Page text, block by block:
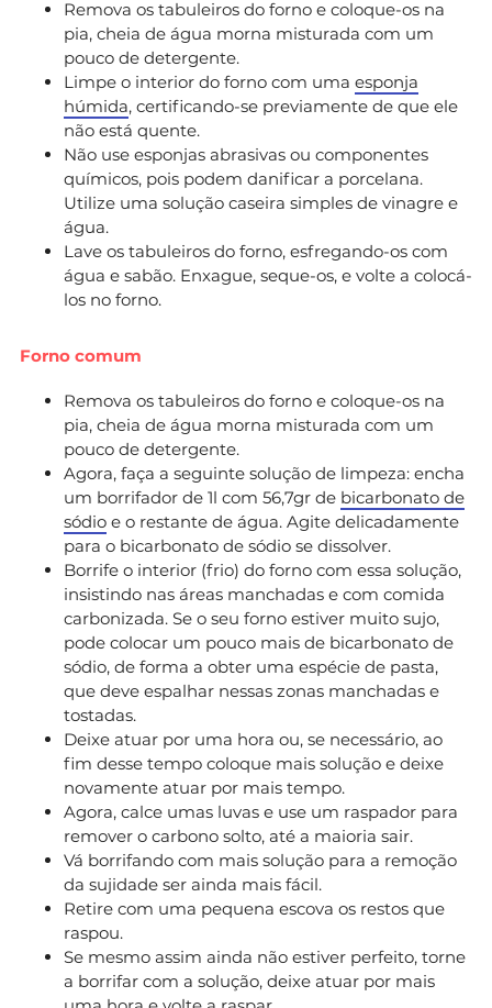
Remova os tabuleiros do forno e coloque-os na
pia, cheia de água morna misturada com um
pouco de detergente.
Limpe o interior do forno com uma esponja
húmida, certificando-se previamente de que ele
não está quente.
Não use esponjas abrasivas ou componentes
químicos, pois podem danificar a porcelana.
Utilize uma solução caseira simples de vinagre e
água.
Lave os tabuleiros do forno, esfregando-os com
água e sabão. Enxague, seque-os, e volte a colocá-
los no forno.
Forno comum
Remova os tabuleiros do forno e coloque-os na
pia, cheia de água morna misturada com um
pouco de detergente.
Agora, faça a seguinte solução de limpeza: encha
um borrifador de 1l com 56,7gr de bicarbonato de
sódio e o restante de água. Agite delicadamente
para o bicarbonato de sódio se dissolver.
Borrife o interior (frio) do forno com essa solução,
insistindo nas áreas manchadas e com comida
carbonizada. Se o seu forno estiver muito sujo,
pode colocar um pouco mais de bicarbonato de
sódio, de forma a obter uma espécie de pasta,
que deve espalhar nessas zonas manchadas e
tostadas.
Deixe atuar por uma hora ou, se necessário, ao
fim desse tempo coloque mais solução e deixe
novamente atuar por mais tempo.
Agora, calce umas luvas e use um raspador para
remover o carbono solto, até a maioria sair.
Vá borrifando com mais solução para a remoção
da sujidade ser ainda mais fácil.
Retire com uma pequena escova os restos que
raspou.
Se mesmo assim ainda não estiver perfeito, torne
a borrifar com a solução, deixe atuar por mais